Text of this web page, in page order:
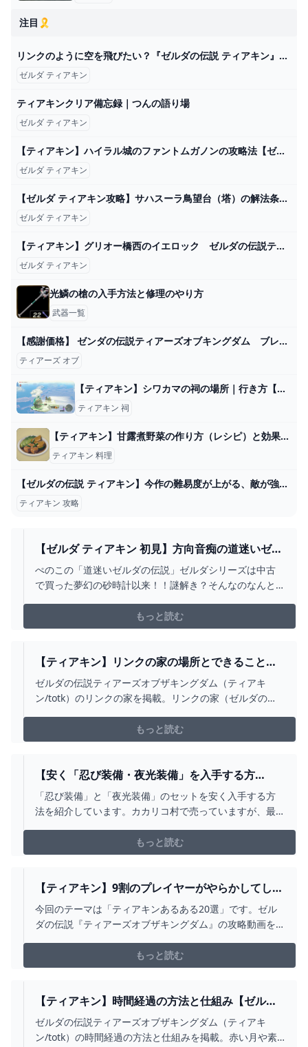
注目🎗️
リンクのように空を飛びたい？『ゼルダの伝説 ティアキン』ゾナウギア・翼の「ラグマット」が原作再現すぎる Game*Spark - 国内・海外ゲーム情報サイト
ゼルダ ティアキン
ティアキンクリア備忘録｜つんの語り場
ゼルダ ティアキン
【ティアキン】ハイラル城のファントムガノンの攻略法【ゼルダの伝説】 - YouTube
ゼルダ ティアキン
【ゼルダ ティアキン攻略】サハスーラ鳥望台（塔）の解法条件【ティアーズ オブ ザ キングダム】 ゲーム・エンタメ最新情報のファミ通.com
ゼルダ ティアキン
【ティアキン】グリオー橋西のイエロック ゼルダの伝説ティアーズ オブザキングダム #ゼルダの伝説 #ティアキン #zelda - YouTube
ゼルダ ティアキン
光鱗の槍の入手方法と修理のやり方
武器一覧
【感謝価格】 ゼンダの伝説ティアーズオブキングダム ブレスオブザワイルド Nintendo Switch - healthspringhmo.com
ティアーズ オブ
【ティアキン】シワカマの祠の場所｜行き方【ゼルダの伝説ティアーズオブザキングダム】 - YouTube
ティアキン 祠
【ティアキン】甘露煮野菜の作り方（レシピ）と効果【ゼルダの伝説ティアーズオブザキングダム】 - 神ゲー攻略
ティアキン 料理
【ゼルダの伝説 ティアキン】今作の難易度が上がる、敵が強くなる条件について。隠しパラメータ【攻略/実況/評価/レビュー/海外の反応/考察/トレーラー/映像/ティアーズオブザキングダム】 - YouTube
ティアキン 攻略
【ゼルダ ティアキン 初見】方向音痴の道迷いゼル
ダの伝説 強い装備ほしい！！マップ広げて素材
集めて祠めぐる【ティアーズオブザキングダム 個
ぺのこの「道迷いゼルダの伝説」ゼルダシリーズは中古
で買った夢幻の砂時計以来！！謎解き？そんなのなんと
が好きだ！！）https://youtube.com/live/QQaH6qx2VhI
＜＜＜＜配信コメントのガイドライン＞＞＞＞OKコメン
もっと読む
【ティアキン】リンクの家の場所とできること
【ゼルダの伝説ティアーズオブザキングダム】 -
神ゲー攻略
ゼルダの伝説ティアーズオブザキングダム（ティアキ
ン/totk）のリンクの家を掲載。リンクの家（ゼルダの
察についても紹介しています。
もっと読む
【安く「忍び装備・夜光装備」を入手する方
法】 病は瘴気から ミニチャレンジ 5000ルピ
ー ヒダマリ草の場所 カカリコ村 攻略 ゼ
ィアキン - YOUTUBE
「忍び装備」と「夜光装備」のセットを安く入手する方
法を紹介しています。カカリコ村で売っていますが、最
ルピー」まで安くするミニチャレンジ「病は瘴気から」
の進め方を紹介しています。忍び装備は「静かさアッ
ボーナ...
もっと読む
【ティアキン】9割のプレイヤーがやらかしてしま
う、ティアキンあるある20選【ゼルダの伝説ティ
アーズオブザキングダム/ティアキン】【ゆっくり
今回のテーマは「ティアキンあるある20選」です。ゼル
ダの伝説『ティアーズオブザキングダム』の攻略動画を
ッケンシュピールしゃろう様 神隠しの真相しゃろう様
10℃しゃろう様 You and
もっと読む
【ティアキン】時間経過の方法と仕組み【ゼルダ
の伝説ティアーズオブザキングダム】 - 神ゲー攻
略
ゼルダの伝説ティアーズオブザキングダム（ティアキ
ン/totk）の時間経過の方法と仕組みを掲載。赤い月や素